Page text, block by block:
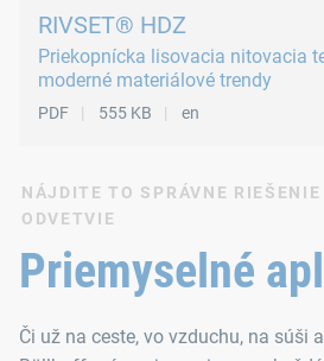
RIVSET® HDZ
Priekopnícka lisovacia nitovacia
moderné materiálové trendy
PDF 555 KB en
NÁJDITE TO SPRÁVNE RIEŠENIE
ODVETVIE
Priemyselné
Či už na ceste, vo vzduchu, na súši